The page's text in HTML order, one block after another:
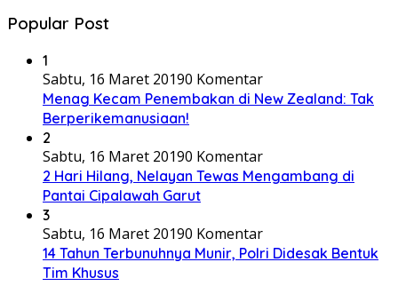
Popular Post
1
Sabtu, 16 Maret 20190 Komentar
Menag Kecam Penembakan di New Zealand: Tak
Berperikemanusiaan!
2
Sabtu, 16 Maret 20190 Komentar
2 Hari Hilang, Nelayan Tewas Mengambang di
Pantai Cipalawah Garut
3
Sabtu, 16 Maret 20190 Komentar
14 Tahun Terbunuhnya Munir, Polri Didesak Bentuk
Tim Khusus